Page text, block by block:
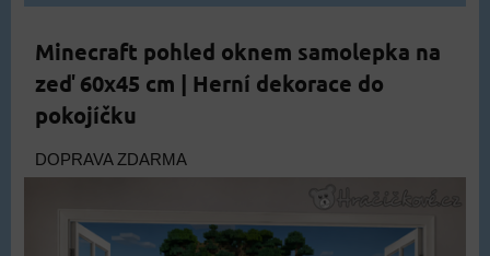
Minecraft pohled oknem samolepka na
zeď 60x45 cm | Herní dekorace do
pokojíčku
DOPRAVA ZDARMA